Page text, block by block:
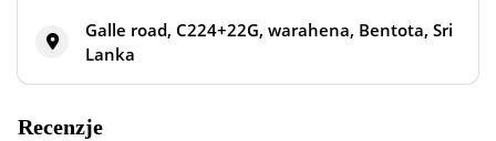
Galle road, C224+22G, warahena, Bentota, Sri
Lanka
Recenzje